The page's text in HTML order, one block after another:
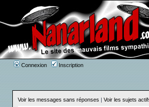
Connexion Inscription
Voir les messages sans réponses | Voir les sujets